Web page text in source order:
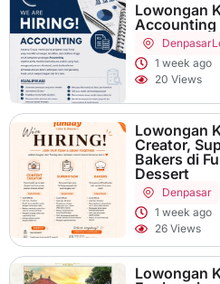
Lowongan
Accounting
Denpasar
1 week ago
20 Views
Lowongan
Creator,
Bakers di
Dessert
Denpasar
1 week ago
26 Views
Lowongan